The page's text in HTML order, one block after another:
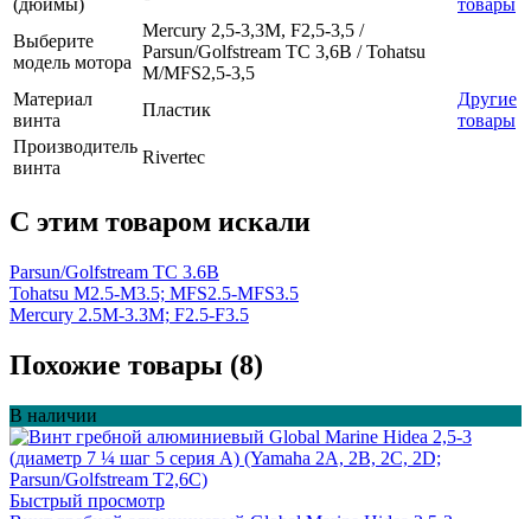
(дюймы)
товары
Выберите
модель мотора
Mercury 2,5-3,3M, F2,5-3,5 /
Parsun/Golfstream TC 3,6B / Tohatsu
M/MFS2,5-3,5
Материал
винта
Пластик
Другие
товары
Производитель
винта
Rivertec
C этим товаром искали
Parsun/Golfstream TC 3.6B
Tohatsu M2.5-M3.5; MFS2.5-MFS3.5
Mercury 2.5M-3.3M; F2.5-F3.5
Похожие товары (8)
В наличии
Быстрый просмотр